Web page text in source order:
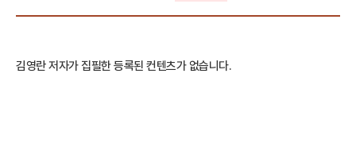
김영란 저자가 집필한 등록된 컨텐츠가 없습니다.